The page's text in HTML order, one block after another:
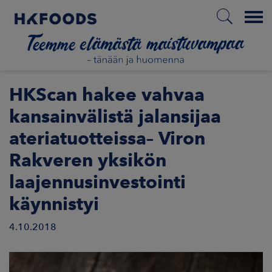
Menu
ETUSIVU
MEISTÄ
HKScan hakee vahvaa
kansainvälistä jalansijaa
ateriatuotteissa– Viron
Rakveren yksikön
laajennusinvestointi
käynnistyi
4.10.2018